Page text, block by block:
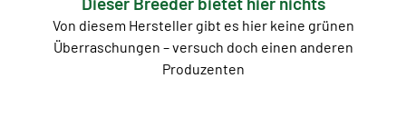
Von diesem Hersteller gibt es hier keine grünen
Überraschungen – versuch doch einen anderen
Produzenten